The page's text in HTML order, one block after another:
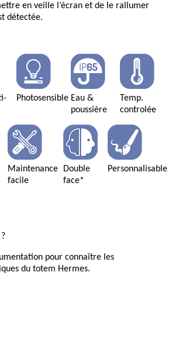
en veille l’écran et de le rallumer
détectée.
Photosensible Eau &
poussière
Temp.
controlée
Maintenance
facile
Double
face*
Personnalisable
?
pour connaître les
du totem Hermes.